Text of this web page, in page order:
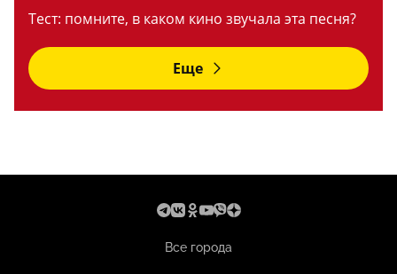
Тест: помните, в каком кино звучала эта песня?
Еще
Все города